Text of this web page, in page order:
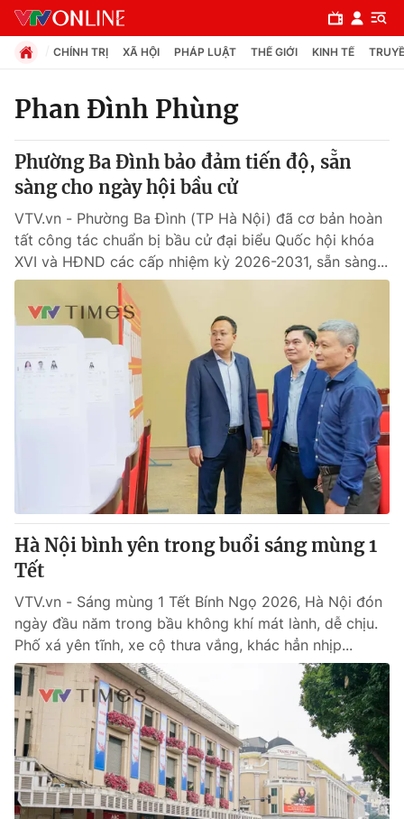
Chuyên mục
Chính trị
Xã hội
Pháp luật
Câu chuyện quốc tế
Thị trường
Góc doanh nghiệp
Dữ liệu và đời sống
Truyền hình
Hậu trường
Nhân vật
Khán giả
Giải sao mai
Giải trí
Điện ảnh
Âm nhạc
Sao
Đời sống
Du lịch
Làm đẹp
Chất lượng cuộc sống
Giáo dục
Tuyển sinh
Học trực tuyến
Công nghệ
Hitech Công nghệ tương lai
Giao lưu trực tuyến
CHÍNH TRỊ XÃ HỘI PHÁP LUẬT THẾ GIỚI KINH TẾ
Phan Đình Phùng
Phường Ba Đình bảo đảm tiến độ, sẵn
sàng cho ngày hội bầu cử
VTV.vn - Phường Ba Đình (TP Hà Nội) đã cơ bản hoàn
tất công tác chuẩn bị bầu cử đại biểu Quốc hội khóa
XVI và HĐND các cấp nhiệm kỳ 2026-2031, sẵn sàng...
Hà Nội bình yên trong buổi sáng mùng 1
Tết
VTV.vn - Sáng mùng 1 Tết Bính Ngọ 2026, Hà Nội đón
ngày đầu năm trong bầu không khí mát lành, dễ chịu.
Phố xá yên tĩnh, xe cộ thưa vắng, khác hẳn nhịp...